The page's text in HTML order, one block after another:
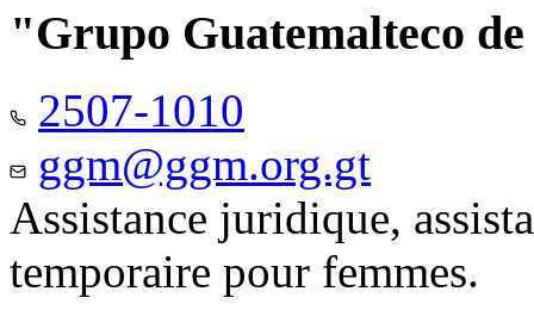
"Grupo Guatemalteco
2507-1010
ggm@ggm.org.gt
Assistance juridique,
temporaire pour femmes.